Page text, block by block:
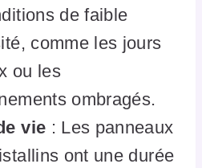
de faible
comme les jours
ou les
ombragés.
vie : Les panneaux
ont une durée